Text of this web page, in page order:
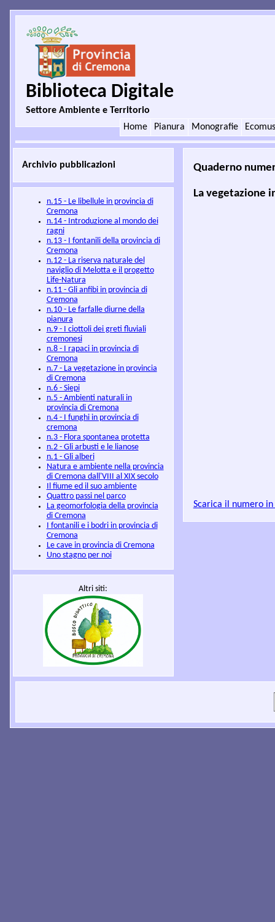
Biblioteca Digitale
Settore Ambiente e Territorio
Home
Pianura Monografie
Archivio pubblicazioni
n.15 - Le libellule in provincia di
Cremona
n.14 - Introduzione al mondo dei
ragni
n.13 - I fontanili della provincia di
Cremona
n.12 - La riserva naturale del
naviglio di Melotta e il progetto
Life-Natura
n.11 - Gli anfibi in provincia di
Cremona
n.10 - Le farfalle diurne della
pianura
n.9 - I ciottoli dei greti fluviali
cremonesi
n.8 - I rapaci in provincia di
Cremona
n.7 - La vegetazione in provincia
di Cremona
n.6 - Siepi
n.5 - Ambienti naturali in
provincia di Cremona
n.4 - I funghi in provincia di
cremona
n.3 - Flora spontanea protetta
n.2 - Gli arbusti e le lianose
n.1 - Gli alberi
Natura e ambiente nella provincia
di Cremona dall'VIII al XIX secolo
Il fiume ed il suo ambiente
Quattro passi nel parco
La geomorfologia della provincia
di Cremona
I fontanili e i bodri in provincia di
Cremona
Le cave in provincia di Cremona
Uno stagno per noi
Altri siti:
Quaderno
La vegetazione
Scarica il numero in